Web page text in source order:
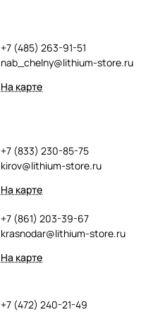
+7 (485) 263-91-51
nab_chelny@lithium-store.ru
На карте
+7 (833) 230-85-75
kirov@lithium-store.ru
На карте
+7 (861) 203-39-67
krasnodar@lithium-store.ru
На карте
+7 (472) 240-21-49